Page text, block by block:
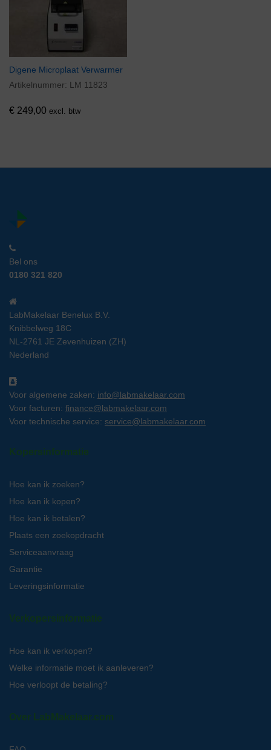
Digene Microplaat Verwarmer
Artikelnummer: LM 11823
€ 249,00 excl. btw
Bel ons
0180 321 820
LabMakelaar Benelux B.V.
Knibbelweg 18C
NL-2761 JE Zevenhuizen (ZH)
Nederland
Voor algemene zaken: info@labmakelaar.com
Voor facturen: finance@labmakelaar.com
Voor technische service: service@labmakelaar.com
Kopersinformatie
Hoe kan ik zoeken?
Hoe kan ik kopen?
Hoe kan ik betalen?
Plaats een zoekopdracht
Serviceaanvraag
Garantie
Leveringsinformatie
Verkopersinformatie
Hoe kan ik verkopen?
Welke informatie moet ik aanleveren?
Hoe verloopt de betaling?
Over LabMakelaar.com